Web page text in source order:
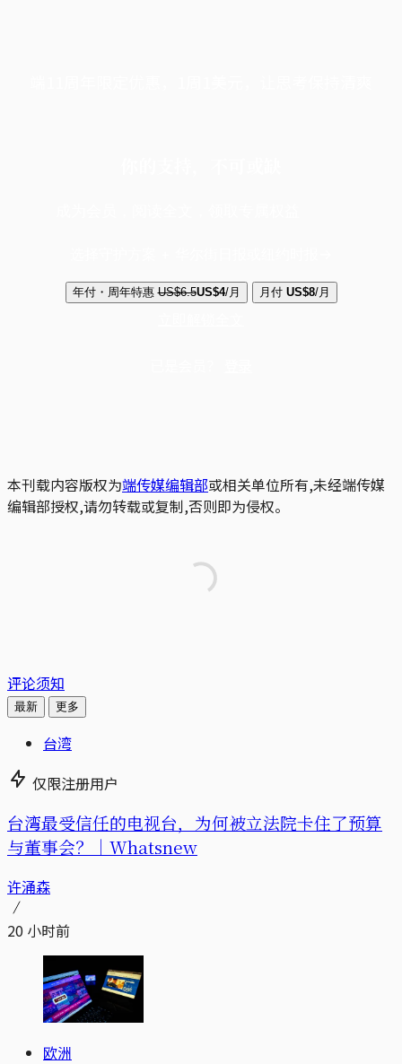
年付・周年特惠 US$6.5US$4/月 月付 US$8/月
本刊载内容版权为端传媒编辑部或相关单位所有,未经端传媒
编辑部授权,请勿转载或复制,否则即为侵权。
评论须知
最新 更多
台湾
仅限注册用户
台湾最受信任的电视台，为何被立法院卡住了预算
与董事会？｜Whatsnew
许涌森
20 小时前
欧洲